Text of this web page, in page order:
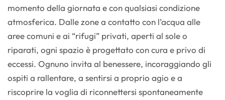
momento della giornata e con qualsiasi condizione
atmosferica. Dalle zone a contatto con l’acqua alle
aree comuni e ai “rifugi” privati, aperti al sole o
riparati, ogni spazio è progettato con cura e privo di
eccessi. Ognuno invita al benessere, incoraggiando gli
ospiti a rallentare, a sentirsi a proprio agio e a
riscoprire la voglia di riconnettersi spontaneamente